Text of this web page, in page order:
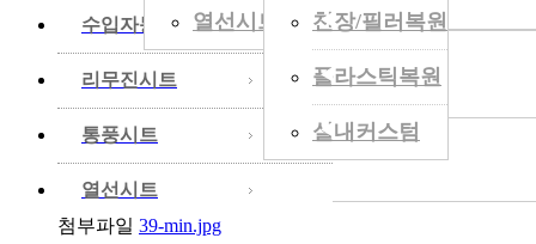
열선시트 천장/필러복원
플라스틱복원
실내커스텀
수입자동차 ◀
리무진시트 ◀
통풍시트 ◀
열선시트
지프랭글러 호로대기둥커버
[2022-12-15 13:01:11]
첨부파일 39-min.jpg